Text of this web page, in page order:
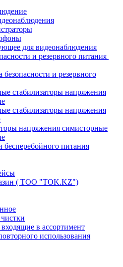
для видеонаблюдения
и резервного питания
безопасности и резервного
стабилизаторы напряжения
стабилизаторы напряжения
напряжения симисторные
бесперебойного питания
( ТОО "TOK.KZ")
в ассортимент
использования